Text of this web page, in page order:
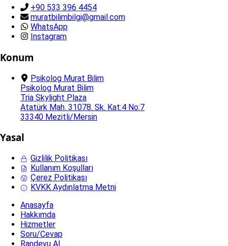
+90 533 396 4454
muratbilimbilgi@gmail.com
WhatsApp
Instagram
Konum
Psikolog Murat Bilim
Psikolog Murat Bilim
Tria Skylight Plaza
Atatürk Mah. 31078. Sk. Kat:4 No:7
33340 Mezitli/Mersin
Yasal
Gizlilik Politikası
Kullanım Koşulları
Çerez Politikası
KVKK Aydınlatma Metni
Anasayfa
Hakkımda
Hizmetler
Soru/Cevap
Randevu Al